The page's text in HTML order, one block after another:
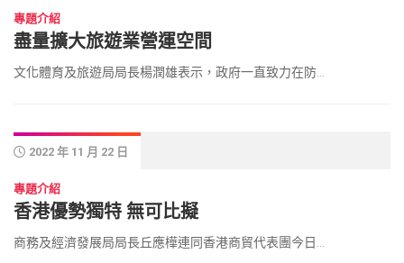
專題介紹
盡量擴大旅遊業營運空間
文化體育及旅遊局局長楊潤雄表示，政府一直致力在防...
2022 年 11 月 22 日
專題介紹
香港優勢獨特 無可比擬
商務及經濟發展局局長丘應樺連同香港商貿代表團今日...